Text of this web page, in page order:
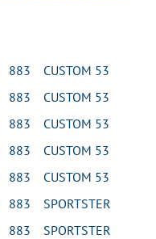
883 CUSTOM 53
883 CUSTOM 53
883 CUSTOM 53
883 CUSTOM 53
883 CUSTOM 53
883 SPORTSTER
883 SPORTSTER